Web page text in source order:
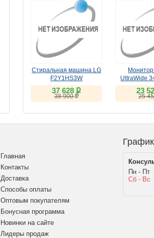
Стиральная машина LG
F2Y1HS3W
37 628ք
38 900ք
UltraWide
(VA,
23
25
Главная
Контакты
Доставка
Способы оплаты
Оптовым покупателям
Бонусная программа
Новинки на сайте
Лидеры продаж
Пн - Пт
Сб - Вс